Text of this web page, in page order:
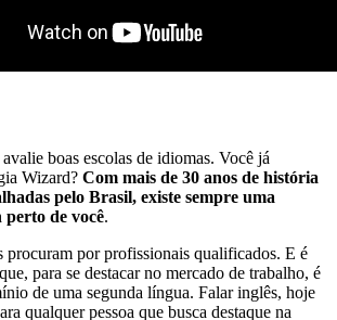
boas escolas de idiomas. Você já
Wizard? Com mais de 30 anos de história
pelo Brasil, existe sempre uma
de você.
procuram por profissionais qualificados. E é
para se destacar no mercado de trabalho, é
de uma segunda língua. Falar inglês, hoje
qualquer pessoa que busca destaque na